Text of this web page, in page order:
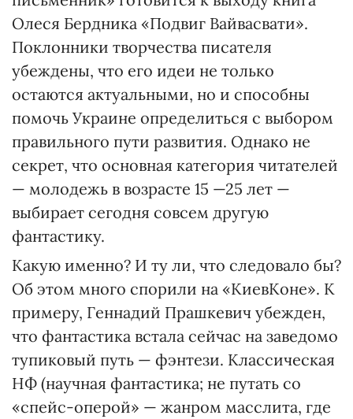
Олеся Бердника «Подвиг Вайвасвати».
Поклонники творчества писателя
убеждены, что его идеи не только
остаются актуальными, но и способны
помочь Украине определиться с выбором
правильного пути развития. Однако не
секрет, что основная категория читателей
— молодежь в возрасте 15 —25 лет —
выбирает сегодня совсем другую
фантастику.
Какую именно? И ту ли, что следовало бы?
Об этом много спорили на «КиевКоне». К
примеру, Геннадий Прашкевич убежден,
что фантастика встала сейчас на заведомо
тупиковый путь — фэнтези. Классическая
НФ (научная фантастика; не путать со
«спейс-оперой» — жанром масслита, где